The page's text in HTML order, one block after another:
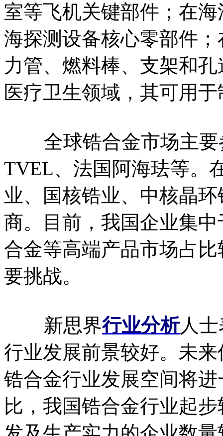
室等飞机关键部件；在
海探测设备核心零部件
力管、燃料棒、支架和
医疗卫生领域，其可用
全球锆合金市场主要
TVEL、法国阿海珐等。
业、国核锆业、中核晶
商。目前，我国企业集
合金等高端产品市场占
要挑战。
新思界行业分析人
行业发展前景较好。未
锆合金行业发展空间将
比，我国锆合金行业起